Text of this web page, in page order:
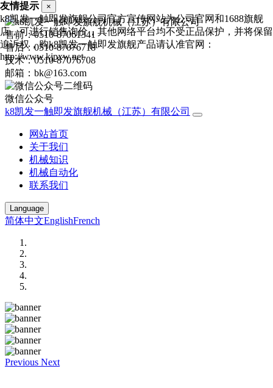
售前：0510-87061341
售后：0510-87076718
技术：0510-87076708
邮箱：bk@163.com
微信公众号
k8凯发一触即发旗舰机械（江苏）有限公司
网站首页
关于我们
机械知识
机械自动化
联系我们
Language
简体中文EnglishFrench
Previous Next
友情提示 ×
k8凯发一触即发旗舰公司官方宣传网站为公司官网和1688旗舰
店，可进行销售询价，其他网络平台均不受正品保护，并将保留
追诉权，购k8凯发一触即发旗舰产品请认准官网：
http://www.kjpxw.net